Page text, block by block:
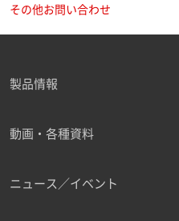
その他お問い合わせ
製品情報
動画・各種資料
ニュース／イベント